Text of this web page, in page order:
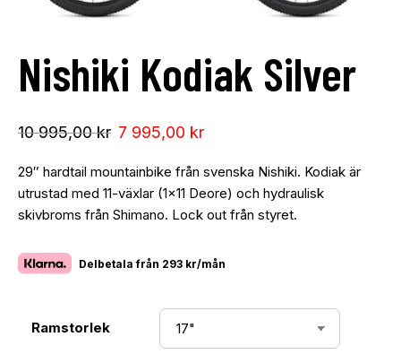
Nishiki Kodiak Silver
10 995,00kr 7 995,00 kr
29″ hardtail mountainbike från svenska Nishiki. Kodiak är
utrustad med 11-växlar (1×11 Deore) och hydraulisk
skivbroms från Shimano. Lock out från styret.
Delbetala från 293 kr/mån
Ramstorlek